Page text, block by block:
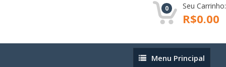
0 Seu Carrinho:
R$0.00
MenuMenu Principal